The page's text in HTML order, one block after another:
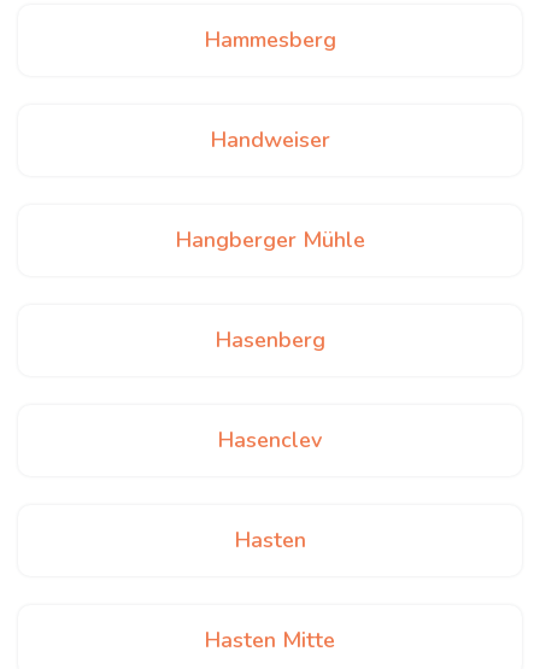
Hammesberg
Handweiser
Hangberger Mühle
Hasenberg
Hasenclev
Hasten
Hasten Mitte